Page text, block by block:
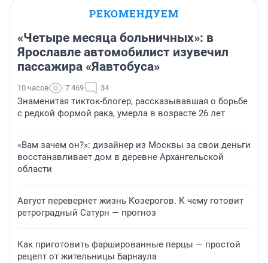
РЕКОМЕНДУЕМ
«Четыре месяца больничных»: в
Ярославле автомобилист изувечил
пассажира «Яавтобуса»
10 часов 7 469 34
Знаменитая тикток-блогер, рассказывавшая о борьбе
с редкой формой рака, умерла в возрасте 26 лет
«Вам зачем он?»: дизайнер из Москвы за свои деньги
восстанавливает дом в деревне Архангельской
области
Август перевернет жизнь Козерогов. К чему готовит
ретроградный Сатурн — прогноз
Как приготовить фаршированные перцы — простой
рецепт от жительницы Барнаула